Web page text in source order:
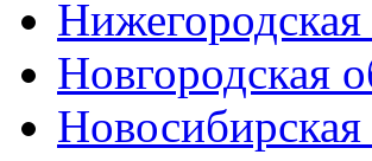
Нижегородская
Новгородская
Новосибирская